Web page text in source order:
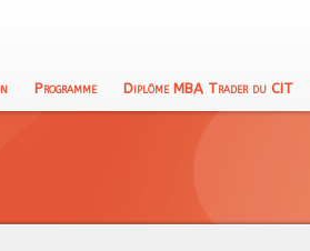
Programme Diplôme MBA Trader du CIT